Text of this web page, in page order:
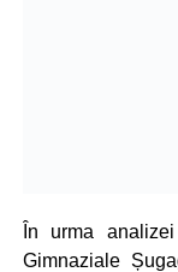
În urma
Gimnaziale